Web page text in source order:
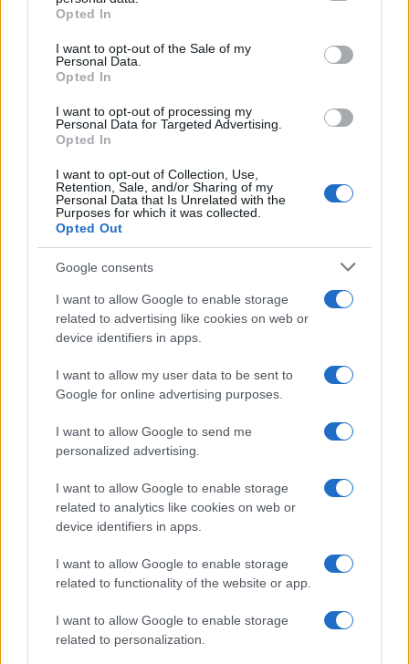
grant or deny consent to Google and its third-party tags to
use your data for below specified purposes in below Google
consent section.
Opted In
I want to opt-out of the Sale of my
Personal Data.
Opted In
I want to opt-out of processing my
Personal Data for Targeted Advertising.
Opted In
I want to opt-out of Collection, Use,
Retention, Sale, and/or Sharing of my
Personal Data that Is Unrelated with the
Purposes for which it was collected.
Opted Out
Google consents
I want to allow Google to enable storage
related to advertising like cookies on web or
device identifiers in apps.
I want to allow my user data to be sent to
Google for online advertising purposes.
I want to allow Google to send me
personalized advertising.
I want to allow Google to enable storage
related to analytics like cookies on web or
device identifiers in apps.
I want to allow Google to enable storage
related to functionality of the website or app.
I want to allow Google to enable storage
related to personalization.
σίτιση και 2.945 € με σίτιση
Α1.2. Βρέφη από 8 μηνών έως 2,5 ετών: 2.375 € χωρίς
σίτιση και 2.945 € με σίτιση
Α1.3. Βρέφη από 18 μηνών έως 2,5 ετών: 2.375 € χωρίς
σίτιση και 2.945 € με σίτιση
Α2. Προ-νήπια από 2,5 ετών έως την ηλικία εγγραφής
τους στην υποχρεωτική εκπαίδευση: 1805 € χωρίς
σίτιση και 2.375 € με σίτιση.
Τα ανωτέρω ποσά αφορούν σε δομές που, σύμφωνα με
το θεσμικό πλαίσιο αδειοδότησής τους, το ωράριο
λειτουργίας τους είναι οκτώ (8) ώρες ημερησίως.
Β. Βρεφονηπιακοί Σταθμοί Ολοκληρωμένης Φροντίδας:
Β1. Βρέφη από 8 μηνών έως 2,5 ετών: 2.375 € χωρίς
σίτιση και 2.945 € με σίτιση
Β2. Προ-νήπια από 2,5 ετών έως την ηλικία εγγραφής
τους στην υποχρεωτική εκπαίδευση: 1.805 € χωρίς
Β3. Προ-νήπια με αναπηρία από 2,5 ετών έως 6,5 ετών:
5.000 €.
Τα ανωτέρω ποσά αφορούν σε δομές που, σύμφωνα με
το θεσμικό πλαίσιο αδειοδότησής τους, το ωράριο
λειτουργίας τους είναι οκτώ (8) ώρες ημερησίως.
Γ. Κέντρα Δημιουργικής Απασχόλησης Παιδιών (Κ.Δ.Α.Π.)